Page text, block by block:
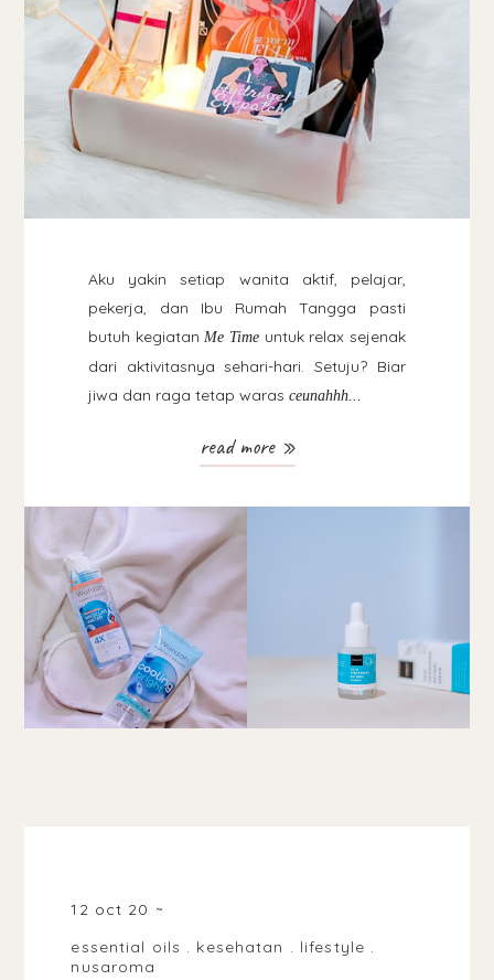
Aku yakin setiap wanita aktif, pelajar,
pekerja, dan Ibu Rumah Tangga pasti
butuh kegiatan Me Time untuk relax sejenak
dari aktivitasnya sehari-hari. Setuju? Biar
jiwa dan raga tetap waras ceunahhh...
read more »
12 oct 20
essential oils . kesehatan . lifestyle .
nusaroma